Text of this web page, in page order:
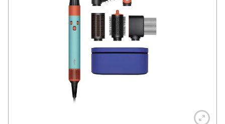
Согласен cполитикой
конфиденциальности